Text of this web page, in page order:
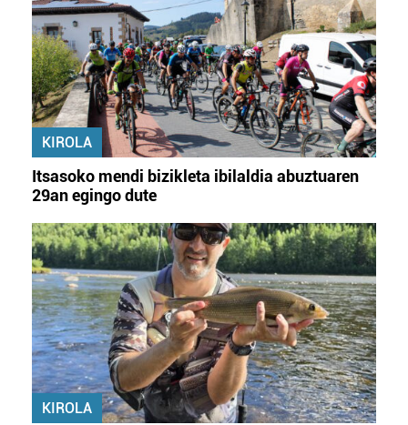
KIROLA
Itsasoko mendi bizikleta ibilaldia abuztuaren
29an egingo dute
KIROLA